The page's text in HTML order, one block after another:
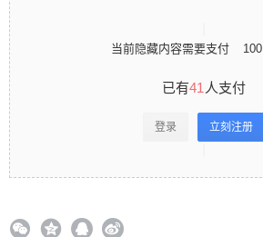
当前隐藏内容需要支付 100
已有41 人支付
登录 立刻注册